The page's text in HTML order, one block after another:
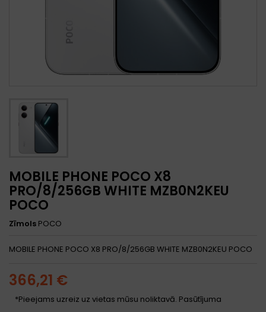
MOBILE PHONE POCO X8
PRO/8/256GB WHITE MZB0N2KEU
POCO
Zīmols POCO
MOBILE PHONE POCO X8 PRO/8/256GB WHITE MZB0N2KEU POCO
366,21 €
*Pieejams uzreiz uz vietas mūsu noliktavā. Pasūtījuma